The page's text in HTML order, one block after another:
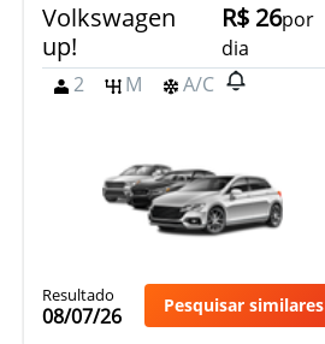
Volkswagen
up!
R$ 26por
dia
2
M A/C
Resultado
08/07/26 Pesquisar similares